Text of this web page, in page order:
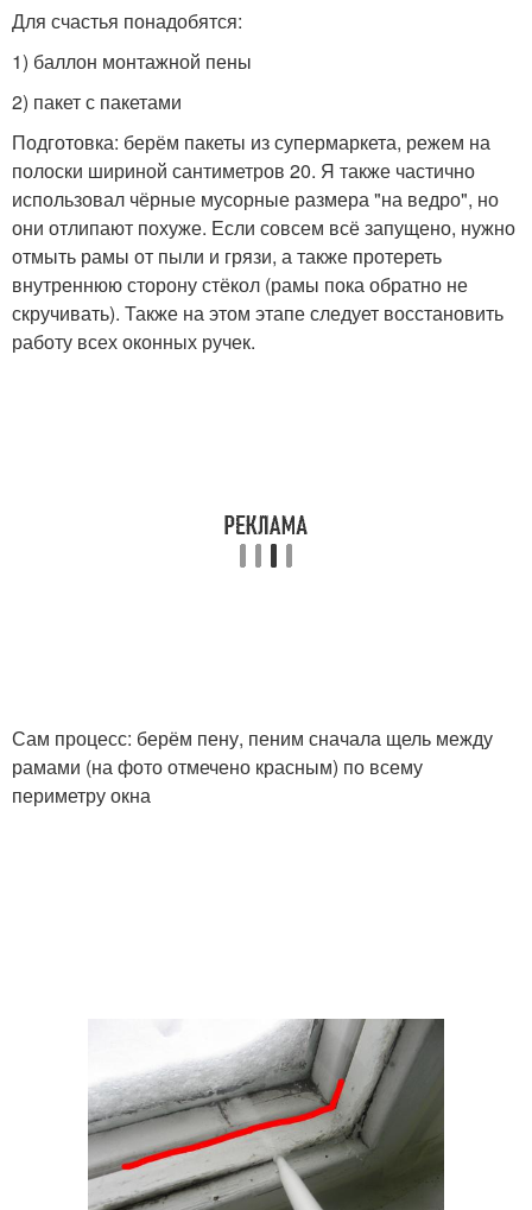
Для счастья понадобятся:
1) баллон монтажной пены
2) пакет с пакетами
Подготовка: берём пакеты из супермаркета, режем на
полоски шириной сантиметров 20. Я также частично
использовал чёрные мусорные размера "на ведро", но
они отлипают похуже. Если совсем всё запущено, нужно
отмыть рамы от пыли и грязи, а также протереть
внутреннюю сторону стёкол (рамы пока обратно не
скручивать). Также на этом этапе следует восстановить
работу всех оконных ручек.
Сам процесс: берём пену, пеним сначала щель между
рамами (на фото отмечено красным) по всему
периметру окна